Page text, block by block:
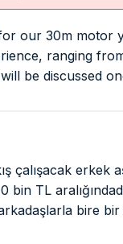
our 30m motor
ranging
be discussed
çalışacak erkek
TL
bire